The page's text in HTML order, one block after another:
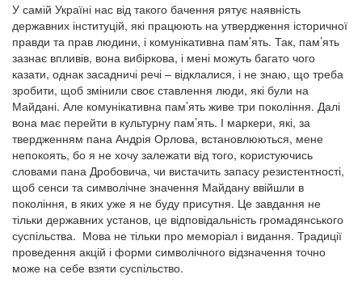
У самій Україні нас від такого бачення рятує наявність
державних інституцій, які працюють на утвердження історичної
правди та прав людини, і комунікативна пам’ять. Так, пам’ять
зазнає впливів, вона вибіркова, і мені можуть багато чого
казати, однак засадничі речі – відклалися, і не знаю, що треба
зробити, щоб змінили своє ставлення люди, які були на
Майдані. Але комунікативна пам’ять живе три покоління. Далі
вона має перейти в культурну пам’ять. І маркери, які, за
твердженням пана Андрія Орлова, встановлюються, мене
непокоять, бо я не хочу залежати від того, користуючись
словами пана Дробовича, чи вистачить запасу резистентності,
щоб сенси та символічне значення Майдану ввійшли в
покоління, в яких уже я не буду присутня. Це завдання не
тільки державних установ, це відповідальність громадянського
суспільства. Мова не тільки про меморіал і видання. Традиції
проведення акцій і форми символічного відзначення точно
може на себе взяти суспільство.